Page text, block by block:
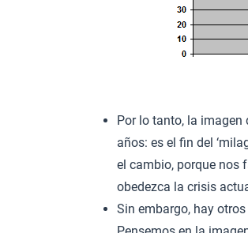
Por lo tanto, la imagen
años: es el fin del
el cambio, porque nos
obedezca la crisis
Sin embargo, hay